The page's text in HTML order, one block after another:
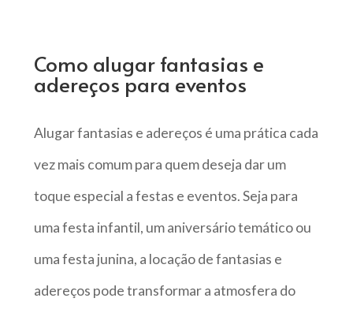
Como alugar fantasias e
adereços para eventos
Alugar fantasias e adereços é uma prática cada
vez mais comum para quem deseja dar um
toque especial a festas e eventos. Seja para
uma festa infantil, um aniversário temático ou
uma festa junina, a locação de fantasias e
adereços pode transformar a atmosfera do